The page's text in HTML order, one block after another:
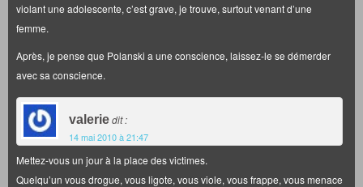
violant une adolescente, c’est grave, je trouve, surtout venant d’une
femme.
Après, je pense que Polanski a une conscience, laissez-le se démerder
avec sa conscience.
valeriedit :
14 mai 2010 à 21:47
Mettez-vous un jour à la place des victimes.
Quelqu’un vous drogue, vous ligote, vous viole, vous frappe, vous menace